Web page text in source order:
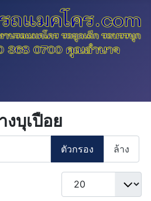
บุเปือย
ตัวกรอง ล้าง
แสดง #